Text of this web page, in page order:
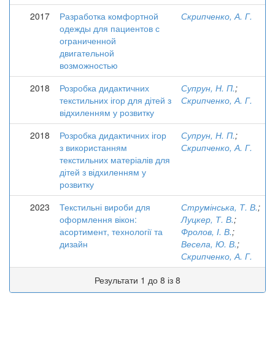
2017
Разработка комфортной
одежды для пациентов с
ограниченной
двигательной
возможностью
Скрипченко, А. Г.
2018
Розробка дидактичних
текстильних ігор для дітей з
відхиленням у розвитку
Супрун, Н. П.;
Скрипченко, А. Г.
2018
Розробка дидактичних ігор
з використанням
текстильних матеріалів для
дітей з відхиленням у
розвитку
Супрун, Н. П.;
Скрипченко, А. Г.
2023
Текстильні вироби для
оформлення вікон:
асортимент, технології та
дизайн
Струмінська, Т. В.;
Луцкер, Т. В.;
Фролов, І. В.;
Весела, Ю. В.;
Скрипченко, А. Г.
Результати 1 до 8 із 8